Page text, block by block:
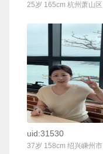
25岁 165cm 杭州萧山区
联系Ta
uid:31530
37岁 158cm 绍兴嵊州市